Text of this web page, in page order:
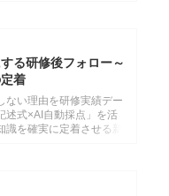
る研修後フォロー～
着
ない理由を研修実績デー
述式×AI自動採点」を活
を確実に定着させる新